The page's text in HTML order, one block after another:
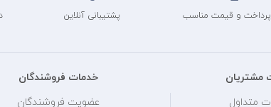
پرداخت و قیمت مناسب پشتیبانی آنلاین
مشتریان
متداول
خدمات فروشندگان
عضویت فروشندگان